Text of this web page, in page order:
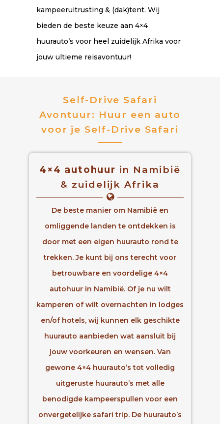
kampeeruitrusting & (dak)tent. Wij
bieden de beste keuze aan 4×4
huurauto’s voor heel zuidelijk Afrika voor
jouw ultieme reisavontuur!
Self-Drive Safari
Avontuur: Huur een auto
voor je Self-Drive Safari
4×4 autohuur in Namibië
& zuidelijk Afrika
De beste manier om Namibië en
omliggende landen te ontdekken is
door met een eigen huurauto rond te
trekken. Je kunt bij ons terecht voor
betrouwbare en voordelige 4×4
autohuur in Namibië. Of je nu wilt
kamperen of wilt overnachten in lodges
en/of hotels, wij kunnen elk geschikte
huurauto aanbieden wat aansluit bij
jouw voorkeuren en wensen. Van
gewone 4×4 huurauto’s tot volledig
uitgeruste huurauto’s met alle
benodigde kampeerspullen voor een
onvergetelijke safari trip. De huurauto’s